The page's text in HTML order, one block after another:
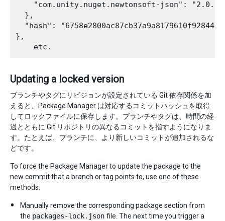
"com.unity.nuget.newtonsoft-json":
  },
"hash":
},
Updating a locked version
ブランチやタグにリビジョンが設定されている Git 依存関係を加
えると、Package Manager は対応するコミットハッシュを取得
してロックファイルに保存します。ブランチやタグは、時間の経
過とともに Git リポジトリの異なるコミットを指すようになりま
す。たとえば、ブランチに、より新しいコミットが追加されるな
どです。
To force the Package Manager to update the package to the
new commit that a branch or tag points to, use one of these
methods:
Manually remove the corresponding package section from
the packages-lock.json file. The next time you trigger a